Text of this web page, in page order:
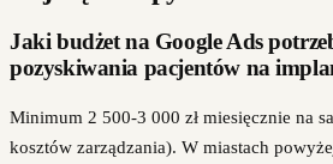
Jaki budżet na Google Ads
pozyskiwania pacjentów na
Minimum 2 500-3 000 zł miesięcznie na
kosztów zarządzania). W miastach